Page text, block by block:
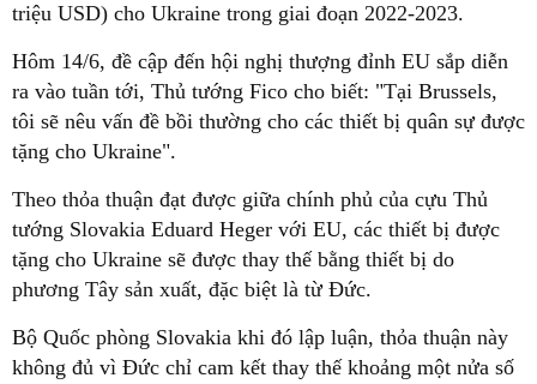
triệu USD) cho Ukraine trong giai đoạn 2022-2023.
Hôm 14/6, đề cập đến hội nghị thượng đỉnh EU sắp diễn
ra vào tuần tới, Thủ tướng Fico cho biết: "Tại Brussels,
tôi sẽ nêu vấn đề bồi thường cho các thiết bị quân sự được
tặng cho Ukraine".
Theo thỏa thuận đạt được giữa chính phủ của cựu Thủ
tướng Slovakia Eduard Heger với EU, các thiết bị được
tặng cho Ukraine sẽ được thay thế bằng thiết bị do
phương Tây sản xuất, đặc biệt là từ Đức.
Bộ Quốc phòng Slovakia khi đó lập luận, thỏa thuận này
không đủ vì Đức chỉ cam kết thay thế khoảng một nửa số